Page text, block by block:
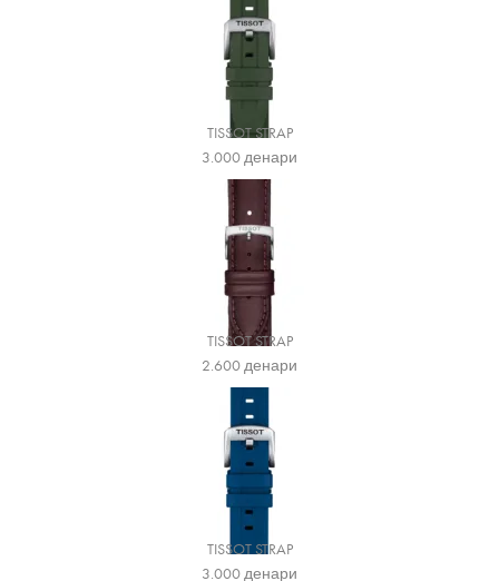
TISSOT STRAP
3.000денари
TISSOT STRAP
2.600денари
TISSOT STRAP
3.000денари